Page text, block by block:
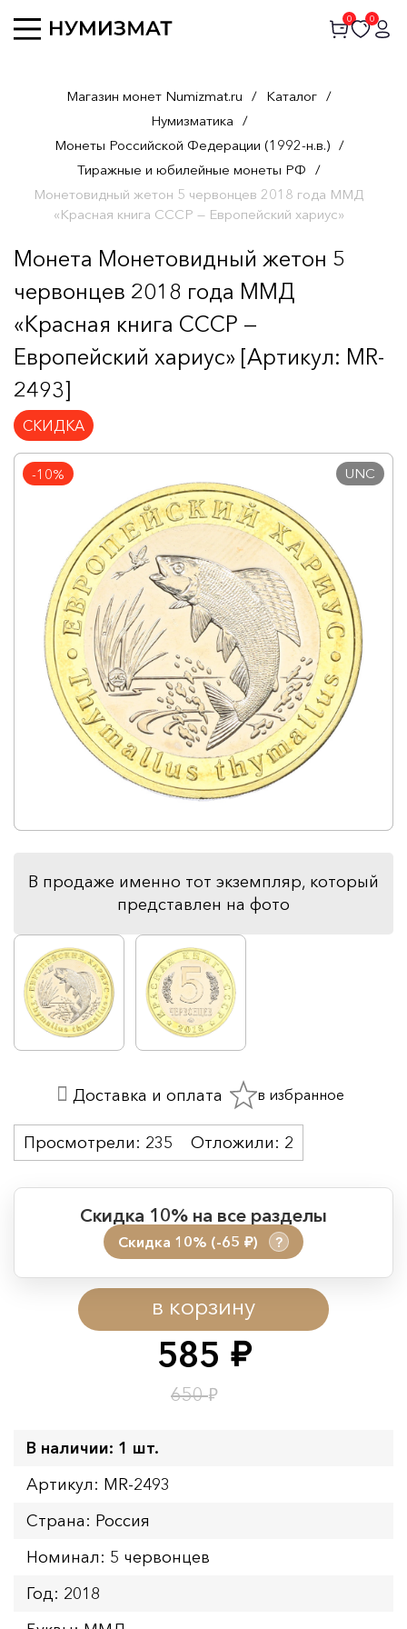
0 0
Магазин монет Numizmat.ru / Каталог /
Нумизматика /
Монеты Российской Федерации (1992-н.в.) /
Тиражные и юбилейные монеты РФ /
Монетовидный жетон 5 червонцев 2018 года ММД
«Красная книга СССР — Европейский хариус»
Монета Монетовидный жетон 5
червонцев 2018 года ММД
«Красная книга СССР —
Европейский хариус» [Артикул: MR-
2493]
СКИДКА
-10% UNC
В продаже именно тот экземпляр, который
представлен на фото
585 руб.
650₽
в корзину
Скидка 10% на все разделы
Скидка 10% (-65 руб.) ?
Период действия акции:
Начало:
08.08.2026 00:01
Окончание:
09.08.2026 23:59
Время до окончания:
Просмотрели: 235 Отложили: 2
Доставка и оплата в избранное
В наличии: 1 шт.
Артикул: MR-2493
Страна: Россия
Номинал: 5 червонцев
Год: 2018